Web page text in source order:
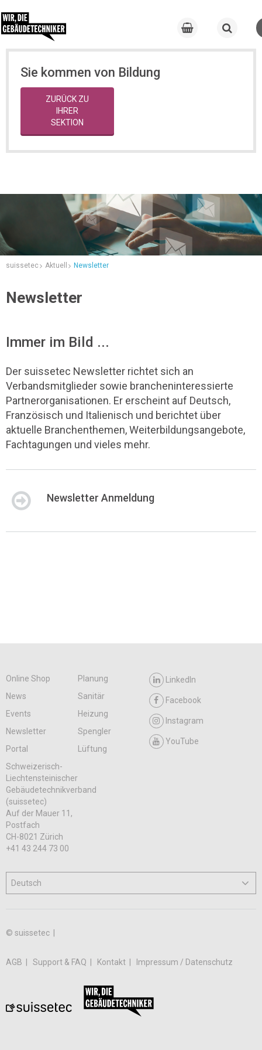
Sie kommen von Bildung
ZURÜCK ZU
IHRER
SEKTION
suissetec Aktuell Newsletter
Newsletter
Immer im Bild ...
Der suissetec Newsletter richtet sich an
Verbandsmitglieder sowie brancheninteressierte
Partnerorganisationen. Er erscheint auf Deutsch,
Französisch und Italienisch und berichtet über
aktuelle Branchenthemen, Weiterbildungsangebote,
Fachtagungen und vieles mehr.
Newsletter Anmeldung
Online Shop
Planung
News
Sanitär
Events
Heizung
Newsletter
Spengler
Portal
Lüftung
LinkedIn
Facebook
Instagram
YouTube
Schweizerisch-
Liechtensteinischer
Gebäudetechnikverband
(suissetec)
Auf der Mauer 11,
Postfach
CH-8021 Zürich
+41 43 244 73 00
© suissetec |
AGB Support & FAQ Kontakt Impressum / Datenschutz